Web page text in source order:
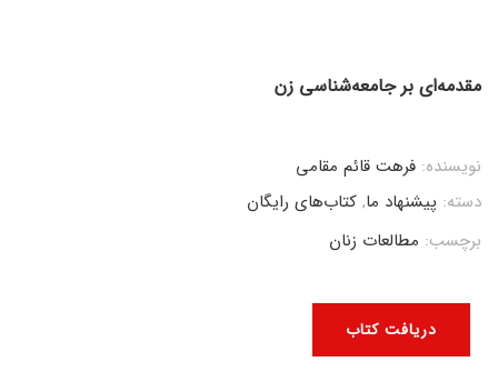
مقدمه‌ای بر جامعه‌شناسی زن
دریافت کتاب
نویسنده: فرهت قائم مقامی
دسته: پیشنهاد ما, کتاب‌های رایگان
برچسب: مطالعات زنان